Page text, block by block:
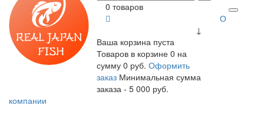
0 товаров
↓
Ваша корзина пуста
Товаров в корзине0 на
сумму0 руб. Оформить
заказ Минимальная сумма
заказа - 5 000 руб.
О
компании